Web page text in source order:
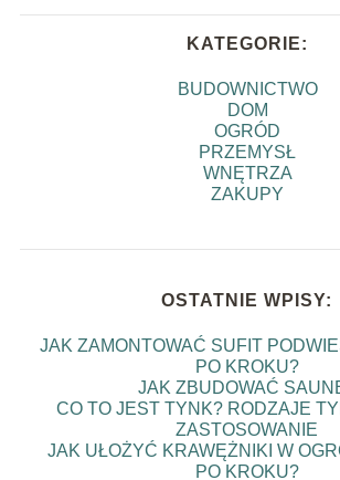
KATEGORIE:
BUDOWNICTWO
DOM
OGRÓD
PRZEMYSŁ
WNĘTRZA
ZAKUPY
OSTATNIE WPISY:
JAK ZAMONTOWAĆ SUFIT
PO KROKU?
JAK ZBUDOWAĆ
CO TO JEST TYNK? RODZAJE
ZASTOSOWANIE
JAK UŁOŻYĆ KRAWĘŻNIKI W
PO KROKU?